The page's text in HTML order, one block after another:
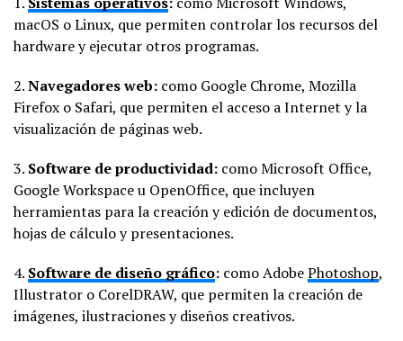
macOS o Linux, que permiten controlar los recursos del
hardware y ejecutar otros programas.
2.Navegadores web: como Google Chrome, Mozilla
Firefox o Safari, que permiten el acceso a Internet y la
visualización de páginas web.
3. Software de productividad: como Microsoft Office,
Google Workspace u OpenOffice, que incluyen
herramientas para la creación y edición de documentos,
hojas de cálculo y presentaciones.
4. Software de diseño gráfico: como AdobePhotoshop,
Illustrator o CorelDRAW, que permiten la creación de
imágenes, ilustraciones y diseños creativos.